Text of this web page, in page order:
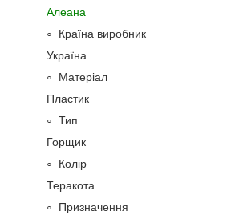
Алеана
Країна виробник
Україна
Матеріал
Пластик
Тип
Горщик
Колір
Теракота
Призначення